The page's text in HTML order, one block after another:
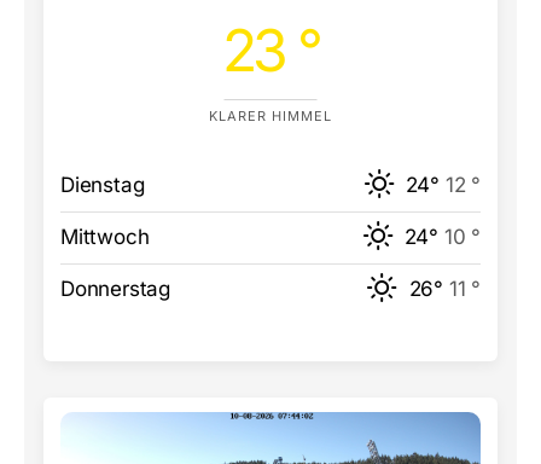
23 °
KLARER HIMMEL
Dienstag 24° 12 °
Mittwoch 24° 10 °
Donnerstag 26° 11 °